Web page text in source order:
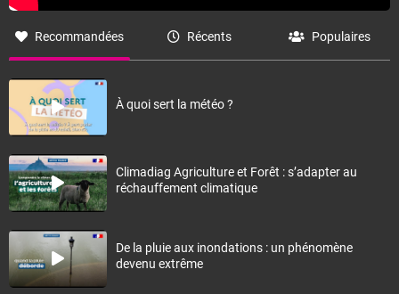
Recommandées Récents Populaires
À quoi sert la météo ?
Climadiag Agriculture et Forêt : s’adapter au
réchauffement climatique
De la pluie aux inondations : un phénomène
devenu extrême